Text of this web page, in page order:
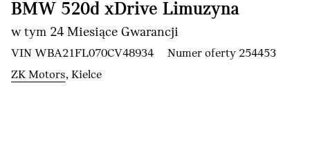
BMW 520d xDrive Limuzyna
w tym 24 Miesiące Gwarancji
VIN WBA21FL070CV48934
Numer oferty 254453
ZK Motors, Kielce